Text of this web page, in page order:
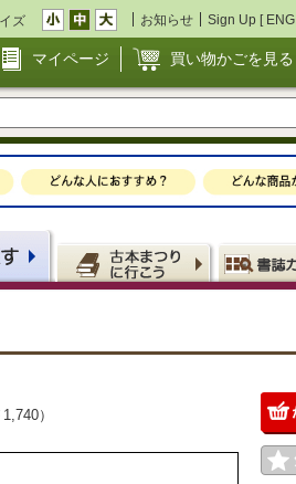
ズ お知らせ Sign Up [ ENG
マイページ 買い物かごを見る
）